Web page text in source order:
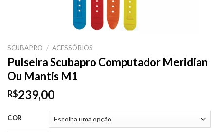
SCUBAPRO / ACESSÓRIOS
Pulseira Scubapro Computador Meridian
Ou Mantis M1
R$239,00
COR